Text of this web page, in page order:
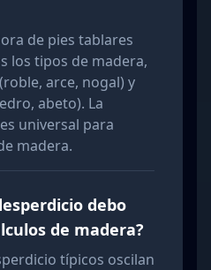
de pies tablares
los tipos de madera,
arce, nogal) y
abeto). La
universal para
madera.
debo
de madera?
típicos oscilan